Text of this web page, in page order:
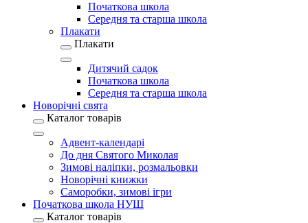
Початкова школа
Середня та старша школа
Плакати
Плакати
Дитячий садок
Початкова школа
Середня та старша школа
Новорічні свята
Каталог товарів
Адвент-календарі
До дня Святого Миколая
Зимові наліпки, розмальовки
Новорічні книжки
Саморобки, зимові ігри
Початкова школа НУШ
Каталог товарів